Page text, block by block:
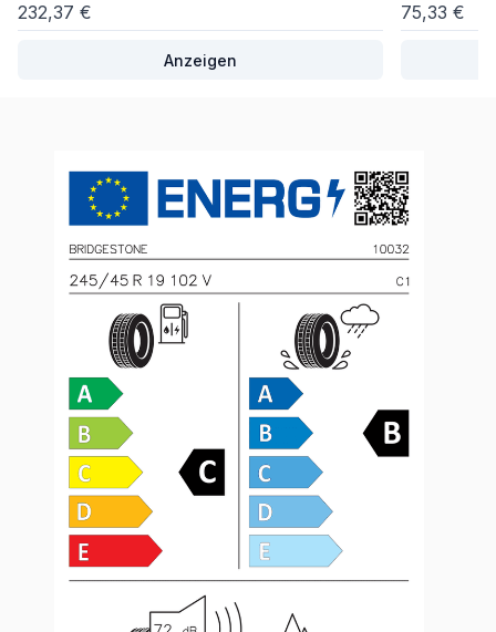
232,37 €
Anzeigen
75,33 €